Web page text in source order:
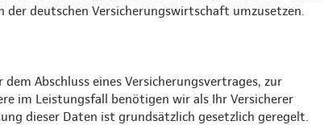
deutschen Versicherungswirtschaft umzusetzen.
Abschluss eines Versicherungsvertrages, zur
im Leistungsfall benötigen wir als Ihr Versicherer
dieser Daten ist grundsätzlich gesetzlich geregelt.